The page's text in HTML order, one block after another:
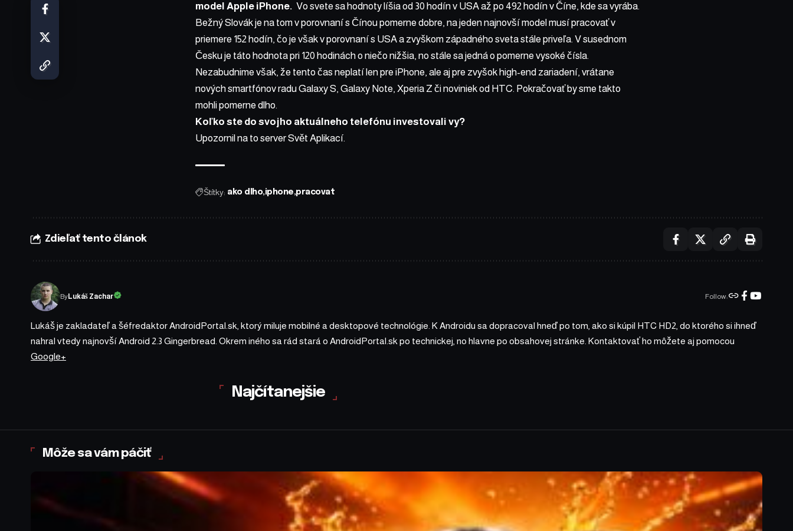
model Apple iPhone. Vo svete sa hodnoty líšia od 30 hodín v USA až po 492 hodín v Číne, kde sa vyrába.
Bežný Slovák je na tom v porovnaní s Čínou pomerne dobre, na jeden najnovší model musí pracovať v
priemere 152 hodín, čo je však v porovnaní s USA a zvyškom západného sveta stále priveľa. V susednom
Česku je táto hodnota pri 120 hodinách o niečo nižšia, no stále sa jedná o pomerne vysoké čísla.
Nezabudnime však, že tento čas neplatí len pre iPhone, ale aj pre zvyšok high-end zariadení, vrátane
nových smartfónov radu Galaxy S, Galaxy Note, Xperia Z či noviniek od HTC. Pokračovať by sme takto
mohli pomerne dlho.
Koľko ste do svojho aktuálneho telefónu investovali vy?
Upozornil na to serverSvět Aplikací.
Štítky: ako dlho iphone pracovat
Zdieľať tento článok
ByLukáš Zachar Follow:
Lukáš je zakladateľ a šéfredaktor AndroidPortal.sk, ktorý miluje mobilné a desktopové technológie. K Androidu sa dopracoval hneď po tom, ako si kúpil HTC HD2, do ktorého si ihneď
nahral vtedy najnovší Android 2.3 Gingerbread. Okrem iného sa rád stará o AndroidPortal.sk po technickej, no hlavne po obsahovej stránke. Kontaktovať ho môžete aj pomocou
Google+
Najčítanejšie
Môže sa vám páčiť